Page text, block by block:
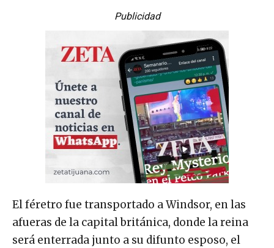
Publicidad
El féretro fue transportado a Windsor, en las
afueras de la capital británica, donde la reina
será enterrada junto a su difunto esposo, el